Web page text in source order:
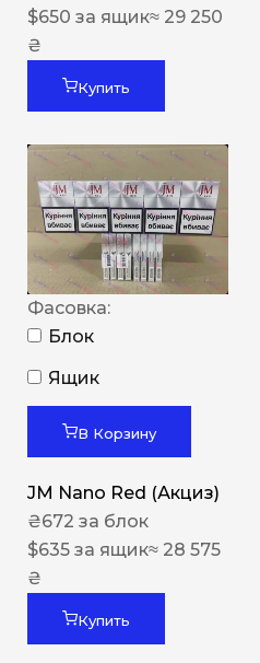
$650 за ящик≈ 29 250
₴
Купить
Фасовка:
Блок
Ящик
В Корзину
JM Nano Red (Акциз)
₴672 за блок
$635 за ящик≈ 28 575
₴
Купить